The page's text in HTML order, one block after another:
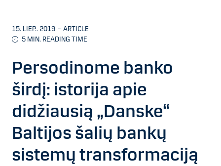
15. LIEP.. 2019 – ARTICLE
5 MIN. READING TIME
Persodinome banko
širdį: istorija apie
didžiausią „Danske“
Baltijos šalių bankų
sistemų transformaciją